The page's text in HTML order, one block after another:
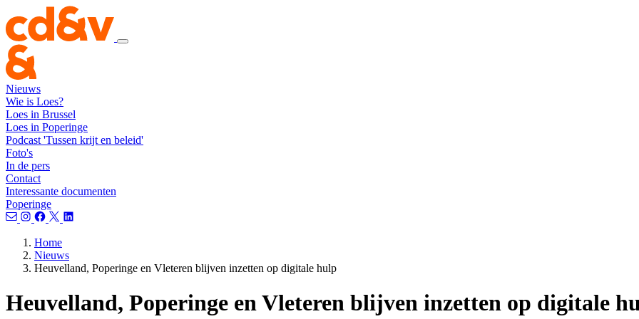
Nieuws
Wie is Loes?
Loes in Brussel
Loes in Poperinge
Podcast 'Tussen krijt en beleid'
Foto's
In de pers
Contact
Interessante documenten
Poperinge
Home
Nieuws
Heuvelland, Poperinge en Vleteren blijven inzetten op digitale hulp
Heuvelland, Poperinge en Vleteren blijven inzetten op digitale